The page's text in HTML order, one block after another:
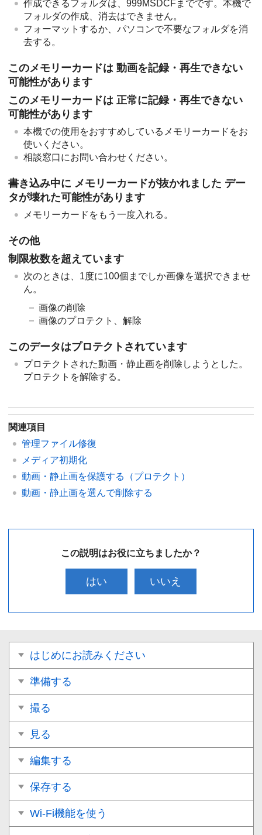
作成できるフォルダは、999MSDCFまでです。本機で
フォルダの作成、消去はできません。
フォーマットするか、パソコンで不要なフォルダを消
去する。
このメモリーカードは 動画を記録・再生できない
可能性があります
このメモリーカードは 正常に記録・再生できない
可能性があります
本機での使用をおすすめしているメモリーカードをお
使いください。
相談窓口にお問い合わせください。
書き込み中に メモリーカードが抜かれました デー
タが壊れた可能性があります
メモリーカードをもう一度入れる。
その他
制限枚数を超えています
次のときは、1度に100個までしか画像を選択できませ
ん。
画像の削除
画像のプロテクト、解除
このデータはプロテクトされています
プロテクトされた動画・静止画を削除しようとした。
プロテクトを解除する。
関連項目
管理ファイル修復
メディア初期化
動画・静止画を保護する（プロテクト）
動画・静止画を選んで削除する
この説明はお役に立ちましたか？
はい いいえ
はじめにお読みください
準備する
撮る
見る
編集する
保存する
Wi-Fi機能を使う